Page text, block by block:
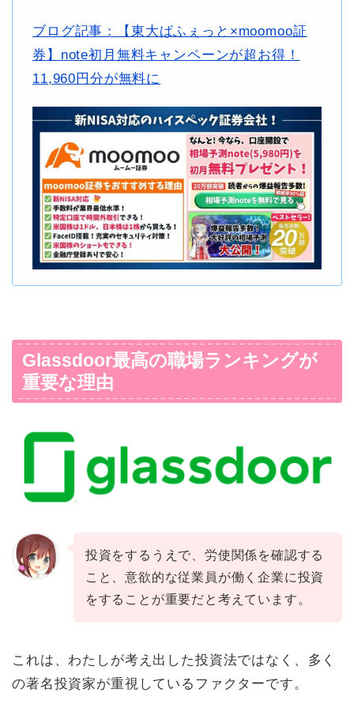
ブログ記事：【東大ぱふぇっと×moomoo証
券】note初月無料キャンペーンが超お得！
11,960円分が無料に
Glassdoor最高の職場ランキングが
重要な理由
投資をするうえで、労使関係を確認する
こと、意欲的な従業員が働く企業に投資
をすることが重要だと考えています。
これは、わたしが考え出した投資法ではなく、多く
の著名投資家が重視しているファクターです。